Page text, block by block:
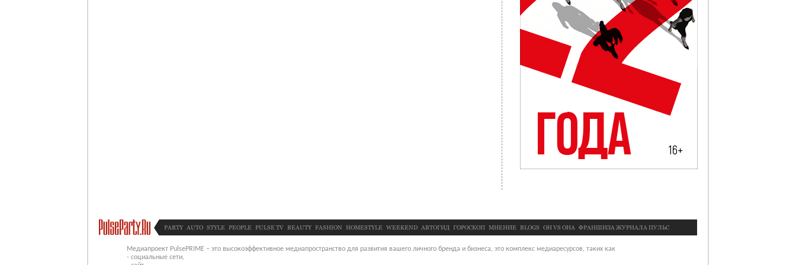
PARTY AUTO STYLE PEOPLE PULSE TV BEAUTY FASHION HOMESTYLE WEEKEND АВТОГИД ГОРОСКОП МНЕНИЕ BLOGS OН VS ОНА ФРАНШИЗА ЖУРНАЛА ПУЛЬС
Медиапроект PulsePRIME – это высокоэффективное медиапространство для развития вашего личного бренда и бизнеса, это комплекс медиаресурсов, таких как
- социальные сети,